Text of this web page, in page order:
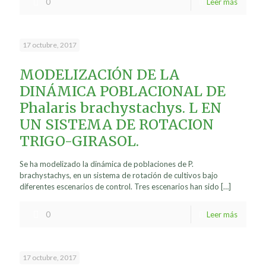
17 octubre, 2017
MODELIZACIÓN DE LA
DINÁMICA POBLACIONAL DE
Phalaris brachystachys. L EN
UN SISTEMA DE ROTACION
TRIGO-GIRASOL.
Se ha modelizado la dinámica de poblaciones de P.
brachystachys, en un sistema de rotación de cultivos bajo
diferentes escenarios de control. Tres escenarios han sido […]
0 Leer más
17 octubre, 2017